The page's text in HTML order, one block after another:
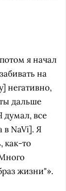
я начал
на
негативно,
дальше
думал, все
в NaVi]. Я
как-то
жизни"».